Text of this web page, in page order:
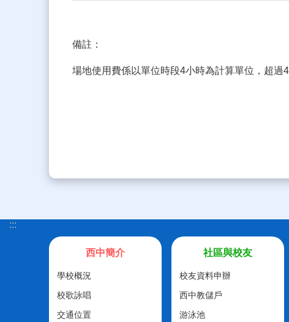
備註：
場地使用費係以單位時段4小時為計算單位，超過
:::
西中簡介
學校概況
校歌詠唱
交通位置
社區與校友
校友資料申辦
西中教儲戶
游泳池